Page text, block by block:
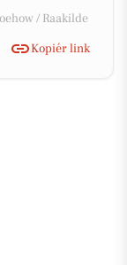
/ Raakilde
Kopiér link